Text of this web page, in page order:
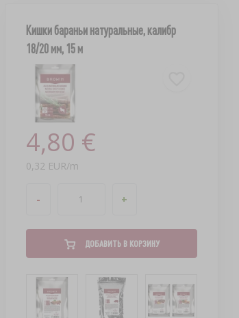
Кишки бараньи натуральные, калибр
18/20 мм, 15 м
4,80 €
0,32 EUR/m
- +
ДОБАВИТЬ В КОРЗИНУ